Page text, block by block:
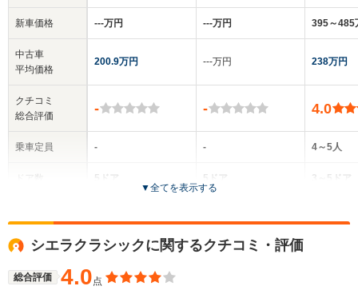
新車価格
中古車
平均価格
クチコミ
総合評価
乗車定員
‐‐‐万円
200.9万円
-
-
5ドア
全高
‐‐‐万円
‐‐‐万円
-
-
5ドア
全高
395～485
238万円
4.0
4～5人
3～5ドア
全
▼全てを表示する
シエラクラシックに関するクチコミ・評価
総合評価 4.0点